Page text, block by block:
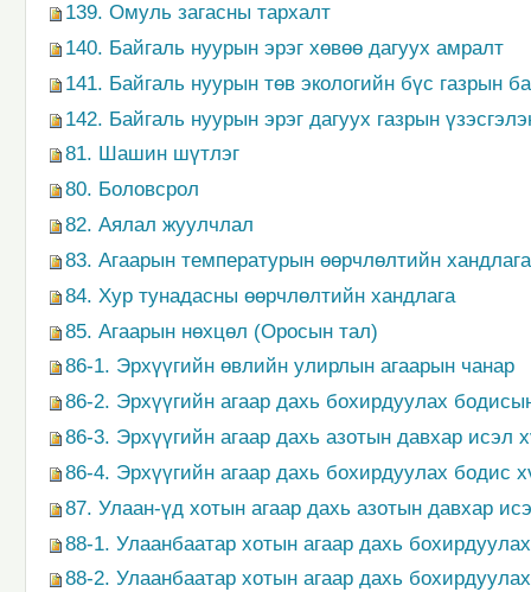
139. Омуль загасны тархалт
140. Байгаль нуурын эрэг хөвөө дагуух амралт
141. Байгаль нуурын төв экологийн бүс газрын
142. Байгаль нуурын эрэг дагуух газрын
81. Шашин шүтлэг
80. Боловсрол
82. Аялал жуулчлал
83. Агаарын температурын өөрчлөлтийн хандлага
84. Хур тунадасны өөрчлөлтийн хандлага
85. Агаарын нөхцөл (Оросын тал)
86-1. Эрхүүгийн өвлийн улирлын агаарын чанар
86-2. Эрхүүгийн агаар дахь бохирдуулах
86-3. Эрхүүгийн агаар дахь азотын давхар исэл
86-4. Эрхүүгийн агаар дахь бохирдуулах бодис
87. Улаан-үд хотын агаар дахь азотын давхар
88-1. Улаанбаатар хотын агаар дахь
88-2. Улаанбаатар хотын агаар дахь